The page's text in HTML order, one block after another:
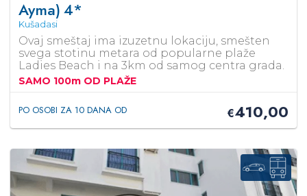
Ayma)4*
Kušadasi
Ovaj smeštaj ima izuzetnu lokaciju, smešten
svega stotinu metara od popularne plaže
Ladies Beach i na 3km od samog centra grada.
SAMO 100m OD PLAŽE
PO OSOBI ZA 10 DANA OD €410,00